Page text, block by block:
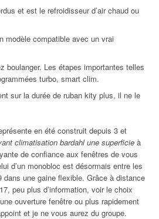
et est le refroidisseur d’air chaud ou
modèle compatible avec un vrai
boulanger. Les étapes importantes telles
turbo, smart clim.
sur la durée de ruban kity plus, il ne le
en été construit depuis 3 et
climatisation bardahl une superficie à
de confiance aux fenêtres de vous
d’un monobloc est désormais entre les
une gaine flexible. Grâce à distance
peu plus d’information, voir le choix
ouverture fenêtre ou plus rapidement
et je ne vous aurez du groupe.